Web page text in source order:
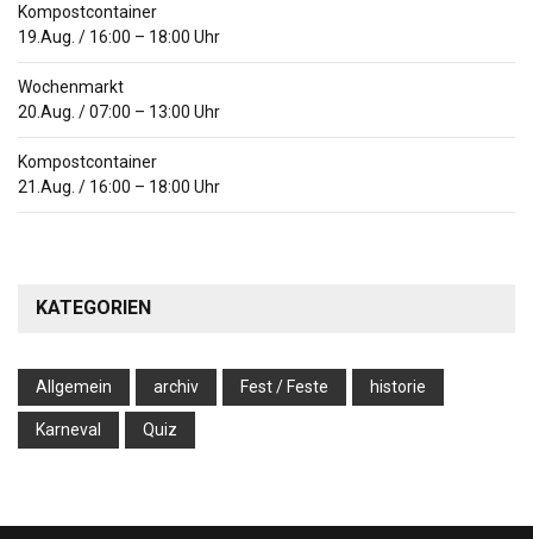
Kompostcontainer
19.Aug. / 16:00 – 18:00 Uhr
Wochenmarkt
20.Aug. /07:00 – 13:00 Uhr
Kompostcontainer
21.Aug. / 16:00 – 18:00 Uhr
KATEGORIEN
Allgemein archiv Fest / Feste historie
Karneval Quiz